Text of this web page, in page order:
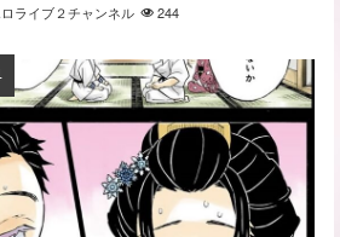
ライブ２チャンネル 244